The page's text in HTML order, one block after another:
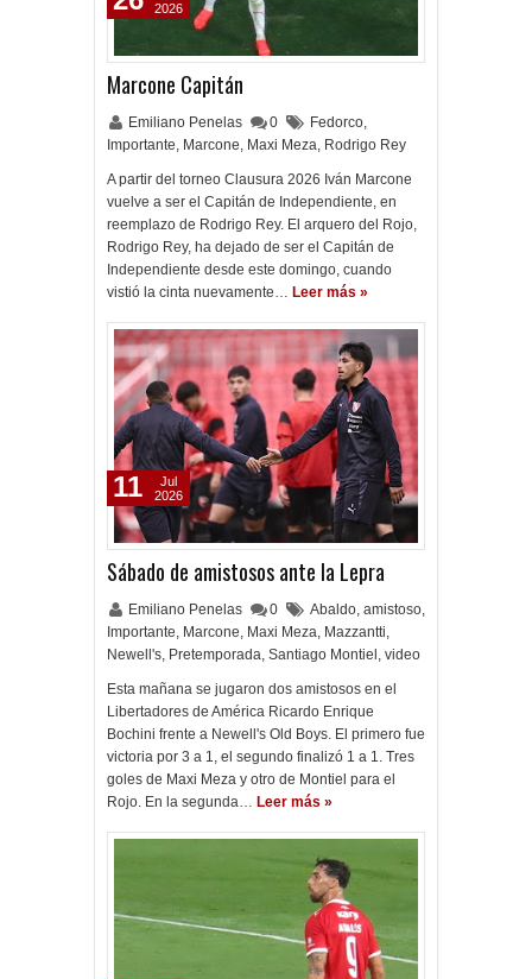
Marcone Capitán
Emiliano Penelas 0 Fedorco,
Importante, Marcone, Maxi Meza, Rodrigo Rey
A partir del torneo Clausura 2026 Iván Marcone
vuelve a ser el Capitán de Independiente, en
reemplazo de Rodrigo Rey. El arquero del Rojo,
Rodrigo Rey, ha dejado de ser el Capitán de
Independiente desde este domingo, cuando
vistió la cinta nuevamente… Leer más »
2026
Sábado de amistosos ante la Lepra
Emiliano Penelas 0 Abaldo, amistoso,
Importante, Marcone, Maxi Meza, Mazzantti,
Newell's, Pretemporada, Santiago Montiel , video
Esta mañana se jugaron dos amistosos en el
Libertadores de América Ricardo Enrique
Bochini frente a Newell's Old Boys. El primero fue
victoria por 3 a 1, el segundo finalizó 1 a 1. Tres
goles de Maxi Meza y otro de Montiel para el
Rojo. En la segunda… Leer más »
11
Jul
2026